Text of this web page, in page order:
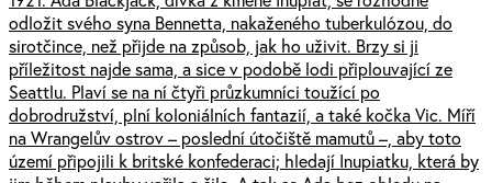
odložit svého syna Bennetta, nakaženého tuberkulózou, do
sirotčince, než přijde na způsob, jak ho uživit. Brzy si ji
příležitost najde sama, a sice v podobě lodi připlouvající ze
Seattlu. Plaví se na ní čtyři průzkumníci toužící po
dobrodružství, plní koloniálních fantazií, a také kočka Vic. Míří
na Wrangelův ostrov – poslední útočiště mamutů –, aby toto
území připojili k britské konfederaci; hledají Inupiatku, která by